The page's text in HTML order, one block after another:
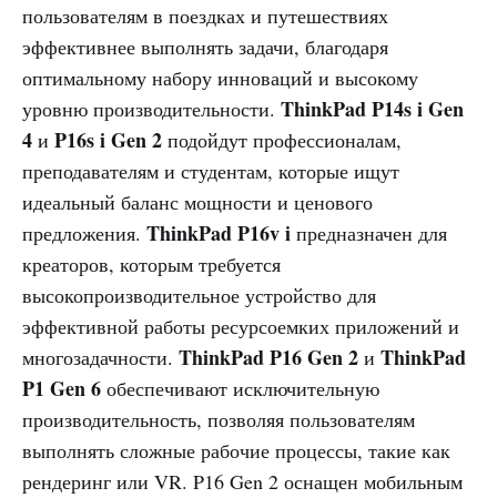
пользователям в поездках и путешествиях
эффективнее выполнять задачи, благодаря
оптимальному набору инноваций и высокому
уровню производительности. ThinkPad P14s i Gen
4 и P16s i Gen 2 подойдут профессионалам,
преподавателям и студентам, которые ищут
идеальный баланс мощности и ценового
предложения. ThinkPad P16v i предназначен для
креаторов, которым требуется
высокопроизводительное устройство для
эффективной работы ресурсоемких приложений и
многозадачности. ThinkPad P16 Gen 2 и ThinkPad
P1 Gen 6 обеспечивают исключительную
производительность, позволяя пользователям
выполнять сложные рабочие процессы, такие как
рендеринг или VR. P16 Gen 2 оснащен мобильным